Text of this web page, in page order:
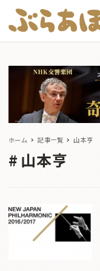
ホーム 記事一覧 山本亨
山本亨